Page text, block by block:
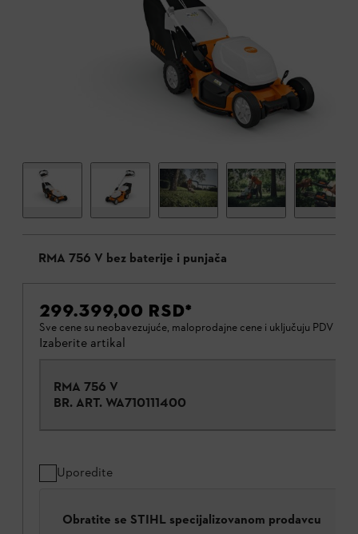
RMA 756 V bez baterije i punjača
299.399,00 RSD*
Sve cene su neobavezujuće, maloprodajne cene i uključuju PDV od
Izaberite artikal
RMA 756 V
BR. ART. WA710111400
Uporedite
Obratite se STIHL specijalizovanom prodavcu